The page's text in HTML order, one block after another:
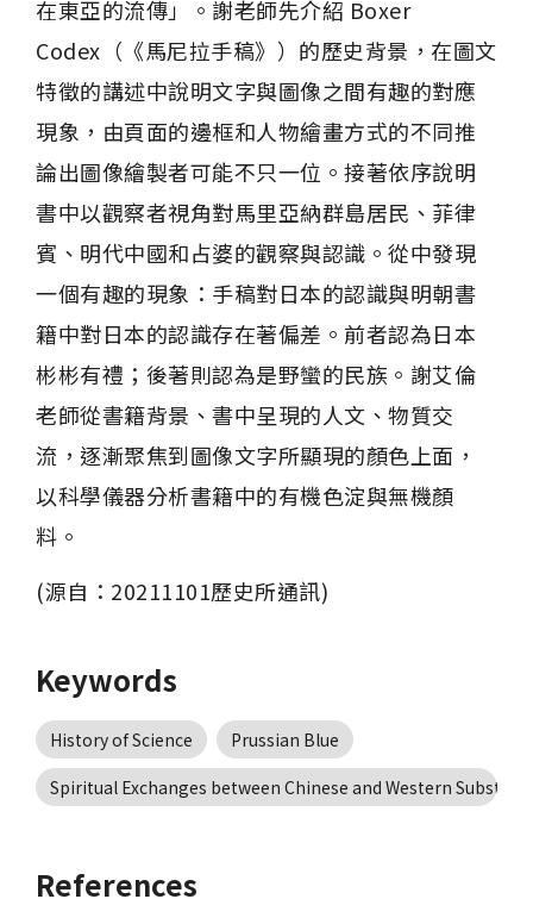
在東亞的流傳」。謝老師先介紹 Boxer
Codex（《馬尼拉手稿》）的歷史背景，在圖文
特徵的講述中說明文字與圖像之間有趣的對應
現象，由頁面的邊框和人物繪畫方式的不同推
論出圖像繪製者可能不只一位。接著依序說明
書中以觀察者視角對馬里亞納群島居民、菲律
賓、明代中國和占婆的觀察與認識。從中發現
一個有趣的現象：手稿對日本的認識與明朝書
籍中對日本的認識存在著偏差。前者認為日本
彬彬有禮；後著則認為是野蠻的民族。謝艾倫
老師從書籍背景、書中呈現的人文、物質交
流，逐漸聚焦到圖像文字所顯現的顏色上面，
以科學儀器分析書籍中的有機色淀與無機顏
料。
(源自：20211101歷史所通訊)
Keywords
History of Science
Prussian Blue
Spiritual Exchanges between Chinese and Western
References